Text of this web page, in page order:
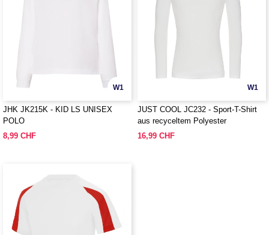
W1
JHK JK215K - KID LS UNISEX
POLO
8,99 CHF
W1
JUST COOL JC232 - Sport-T-Shirt
aus recyceltem Polyester
16,99 CHF